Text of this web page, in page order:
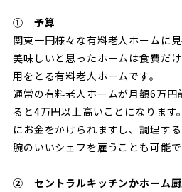
① 予算
関東一円様々な有料老人ホームに
美味しいと思ったホームは食費だ
用をとる有料老人ホームです。
通常の有料老人ホームが月額6万
ると4万円以上高いことになります
にお金をかけられますし、調理す
腕のいいシェフを雇うことも可能で
② セントラルキッチンかホーム厨